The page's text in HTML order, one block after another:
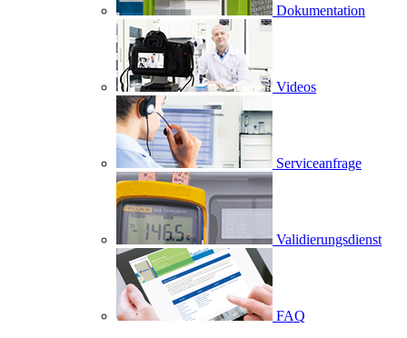
Dokumentation
Videos
Serviceanfrage
Validierungsdienst
FAQ